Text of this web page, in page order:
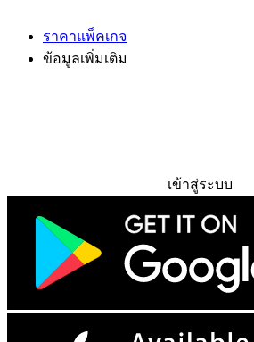
ราคาแพ็คเกจ
ข้อมูลเพิ่มเติม
เข้าสู่ระบบ